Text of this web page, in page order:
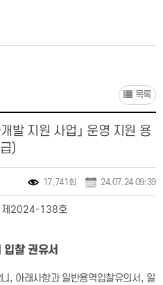
목록
발 지원 사업」 운영 지원 용
)
17,741회 24.07.24 09:39
제 2024-138호
입찰 권유서
, 아래사항과 일반용역입찰유의서, 일